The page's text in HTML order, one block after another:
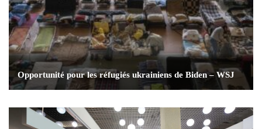
Opportunité pour les réfugiés ukrainiens de Biden – WSJ